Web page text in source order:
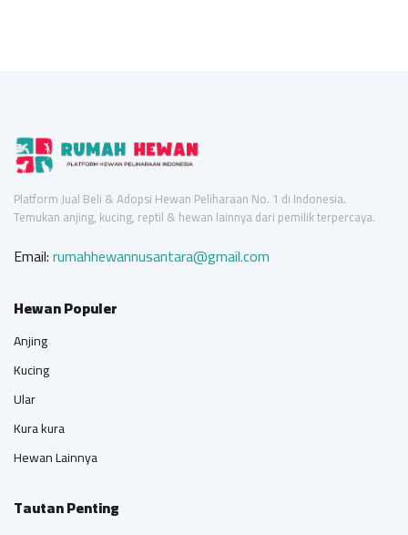
Platform Jual Beli & Adopsi Hewan Peliharaan No. 1 di Indonesia.
Temukan anjing, kucing, reptil & hewan lainnya dari pemilik terpercaya.
Email:rumahhewannusantara@gmail.com
Hewan Populer
Anjing
Kucing
Ular
Kura kura
Hewan Lainnya
Tautan Penting